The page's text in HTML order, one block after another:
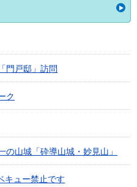
門戸邸」訪問
ク
山城「砕導山城・妙見山」
キュー禁止です